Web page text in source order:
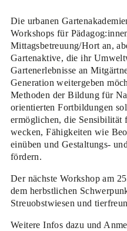
Die urbanen
Workshops für
Mittagsbetreuung/Hort an,
Gartenaktive, die ihr
Gartenerlebnisse an
Generation weitergeben
Methoden der Bildung für
orientierten Fortbildungen
ermöglichen, die
wecken, Fähigkeiten wie
einüben und Gestaltungs-
fördern.
Der nächste Workshop am
dem herbstlichen
Streuobstwiesen und
Weitere Infos dazu und